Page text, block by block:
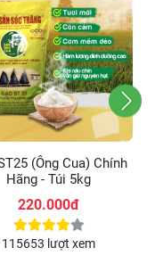
ST25 (Ông Cua) Lúa
Chính Hãng - Túi 5kg
235.000đ
69249 lượt xem